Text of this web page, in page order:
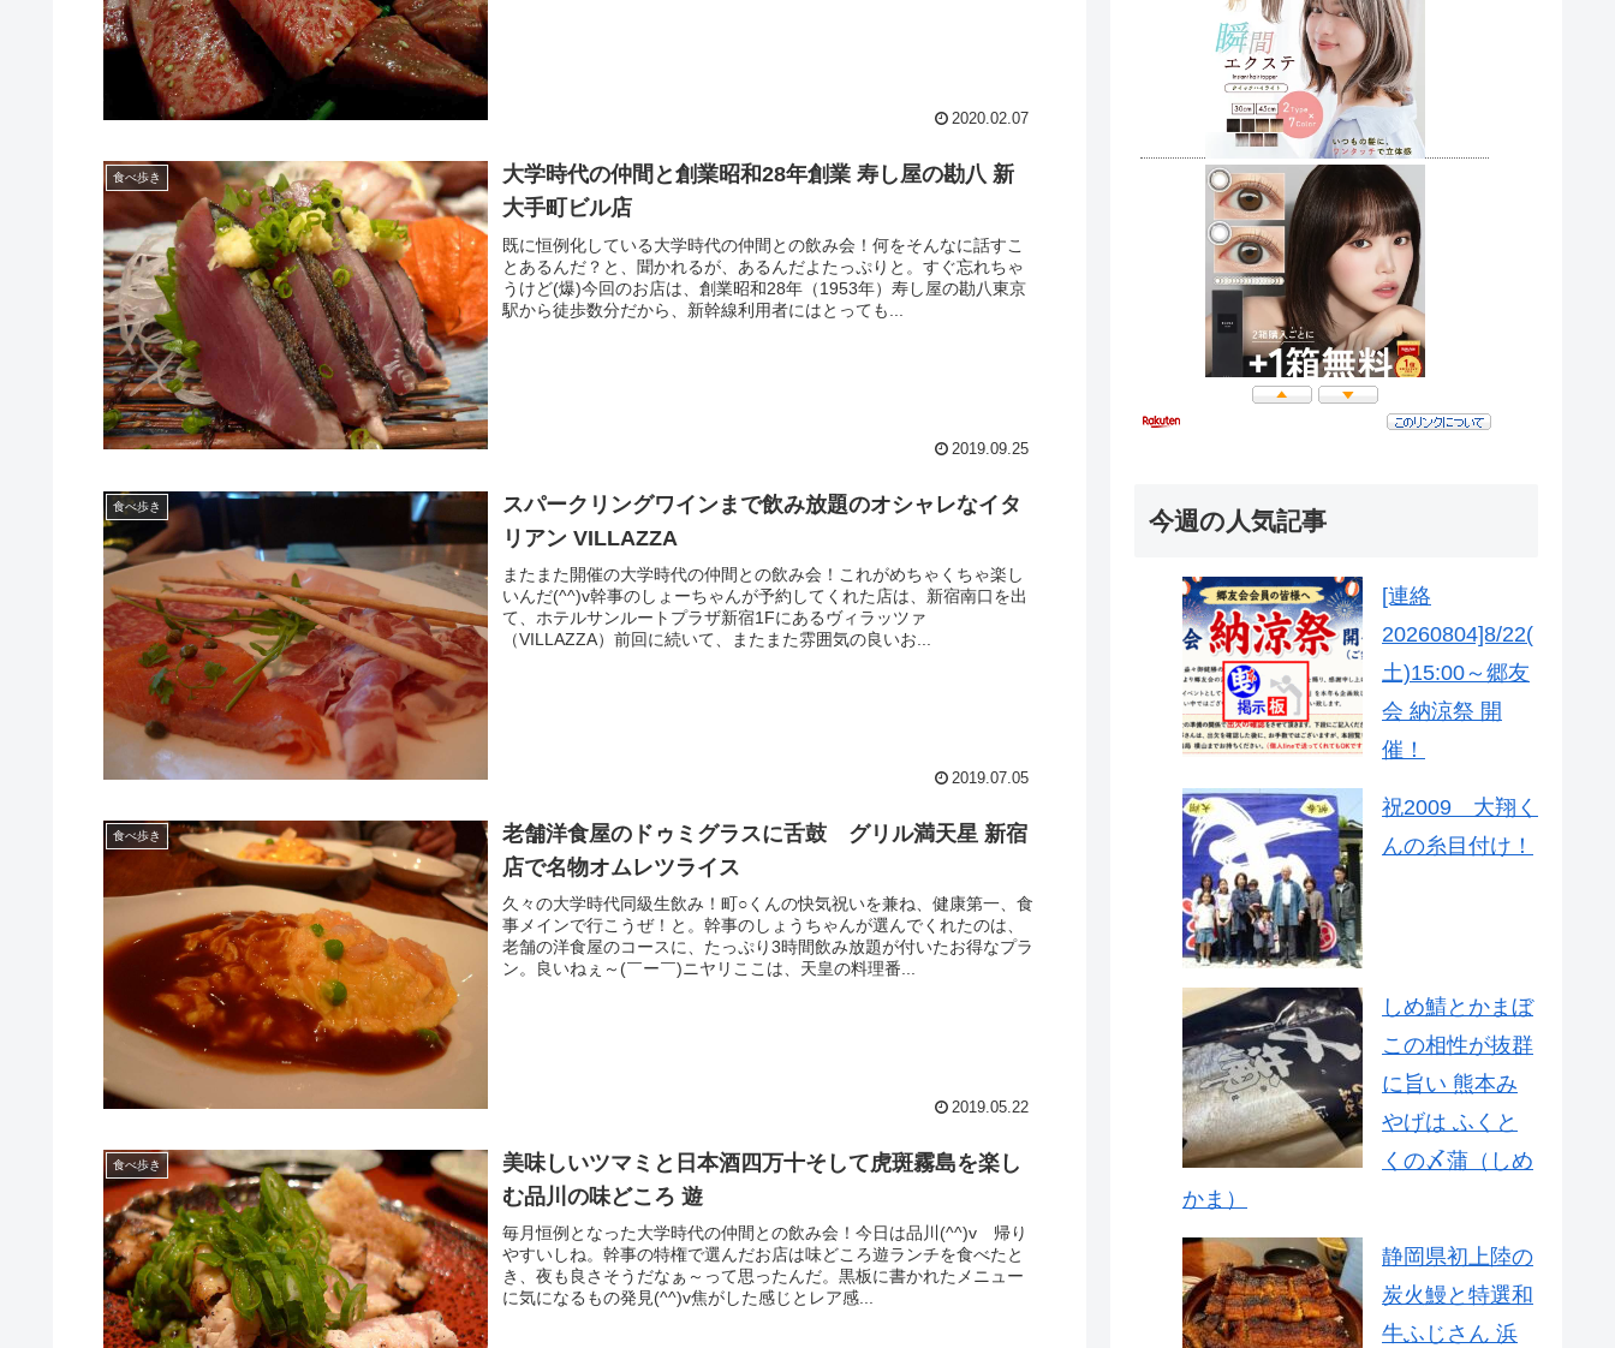
2020.02.07
食べ歩き
大学時代の仲間と創業昭和28年創業 寿し屋の勘八 新
大手町ビル店
既に恒例化している大学時代の仲間との飲み会！何をそんなに話すこ
とあるんだ？と、聞かれるが、あるんだよたっぷりと。すぐ忘れちゃ
うけど(爆)今回のお店は、創業昭和28年（1953年）寿し屋の勘八東京
駅から徒歩数分だから、新幹線利用者にはとっても...
2019.09.25
食べ歩き
スパークリングワインまで飲み放題のオシャレなイタ
リアン VILLAZZA
またまた開催の大学時代の仲間との飲み会！これがめちゃくちゃ楽し
いんだ(^^)v幹事のしょーちゃんが予約してくれた店は、新宿南口を出
て、ホテルサンルートプラザ新宿1Fにあるヴィラッツァ
（VILLAZZA）前回に続いて、またまた雰囲気の良いお...
2019.07.05
食べ歩き
老舗洋食屋のドゥミグラスに舌鼓 グリル満天星 新宿
店で名物オムレツライス
久々の大学時代同級生飲み！町○くんの快気祝いを兼ね、健康第一、食
事メインで行こうぜ！と。幹事のしょうちゃんが選んでくれたのは、
老舗の洋食屋のコースに、たっぷり3時間飲み放題が付いたお得なプラ
ン。良いねぇ～(￣ー￣)ニヤリここは、天皇の料理番...
2019.05.22
食べ歩き
美味しいツマミと日本酒四万十そして虎斑霧島を楽し
む品川の味どころ 遊
毎月恒例となった大学時代の仲間との飲み会！今日は品川(^^)v 帰り
やすいしね。幹事の特権で選んだお店は味どころ遊ランチを食べたと
き、夜も良さそうだなぁ～って思ったんだ。黒板に書かれたメニュー
に気になるもの発見(^^)v焦がした感じとレア感...
今週の人気記事
[連絡
20260804]8/22(
土)15:00～郷友
会 納涼祭 開
催！
祝2009 大翔く
んの糸目付け！
しめ鯖とかまぼ
この相性が抜群
に旨い 熊本み
やげは ふくと
くの〆蒲（しめ
かま）
静岡県初上陸の
炭火鰻と特選和
牛ふじさん 浜